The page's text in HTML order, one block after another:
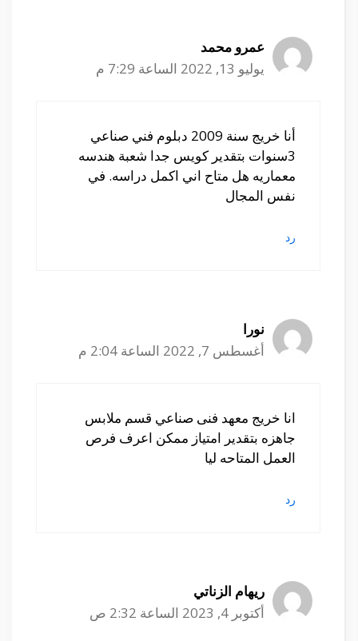
عمرو محمد
يوليو 13, 2022 الساعة 7:29 م
أنا خريج سنة 2009 دبلوم فني صناعي
3سنوات بتقدير كويس جدا شعبة هندسه
معماريه هل متاح اني اكمل دراسه. في
نفس المجال
رد
نورا
أغسطس 7, 2022 الساعة 2:04 م
انا خريج معهد فنى صناعي قسم ملابس
جاهزه بتقدير امتياز ممكن اعرف فرص
العمل المتاحه ليا
رد
ريهام الزناتي
أكتوبر 4, 2023 الساعة 2:32 ص